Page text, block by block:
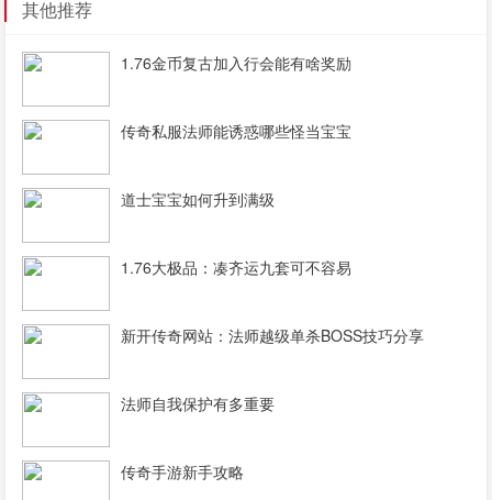
其他推荐
1.76金币复古加入行会能有啥奖励
传奇私服法师能诱惑哪些怪当宝宝
道士宝宝如何升到满级
1.76大极品：凑齐运九套可不容易
新开传奇网站：法师越级单杀BOSS技巧分享
法师自我保护有多重要
传奇手游新手攻略